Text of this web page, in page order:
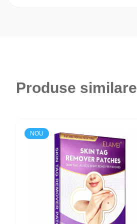
Produse similare
NOU